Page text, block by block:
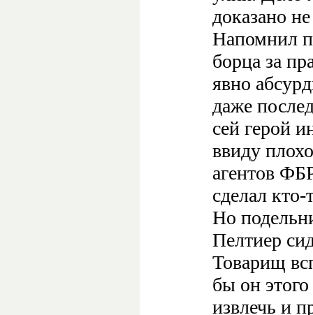
доказано
Напомнил
борца за
явно
даже
сей герой
ввиду
агентов
сделал
Но
Пелтиер
Товарищ
бы он
извлечь и